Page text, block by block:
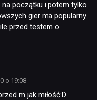
na początku i potem tylko
gier ma popularny
przed testem o
o 19:08
m jak miłość:D